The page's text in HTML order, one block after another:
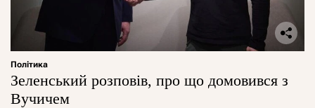
Політика
Зеленський розповів, про що домовився з
Вучичем